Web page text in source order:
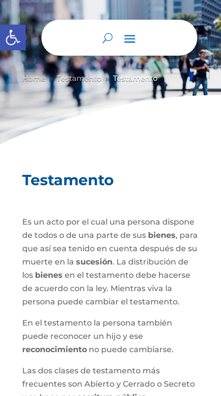
Abrir barra de herramientas
Home 9 Testamento 9 Testamento
Testamento
Es un acto por el cual una persona dispone
de todos o de una parte de sus bienes, para
que así sea tenido en cuenta después de su
muerte en la sucesión. La distribución de
los bienes en el testamento debe hacerse
de acuerdo con la ley. Mientras viva la
persona puede cambiar el testamento.
En el testamento la persona también
puede reconocer un hijo y ese
reconocimientono puede cambiarse.
Las dos clases de testamento más
frecuentes son Abierto y Cerrado o Secreto